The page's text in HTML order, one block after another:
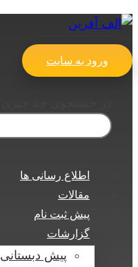
ورود به سایت
اطلاع رسانی ها
مقالات
پیش ثبت نام
گزارشات
پیش دبستانی